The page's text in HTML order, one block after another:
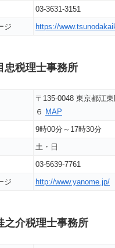
03-3631-3151
ジ
https://
忠税理士事務所
〒135-0048 東京都江
６ MAP
9時00分～17時30分
土・日
03-5639-7761
ジ
http://www.yanome.jp/
之介税理士事務所